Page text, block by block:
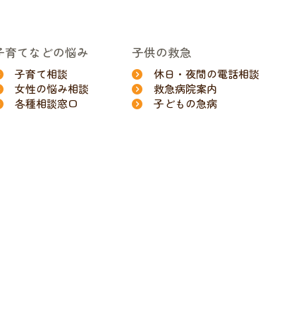
育てなどの悩み
子育て相談
女性の悩み相談
各種相談窓口
子供の救急
休日・夜間の電話相談
救急病院案内
子どもの急病